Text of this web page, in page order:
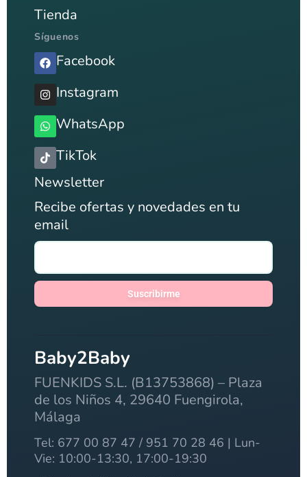
Tienda
Síguenos
Facebook
Instagram
WhatsApp
TikTok
Newsletter
Recibe ofertas y novedades en tu
email
Suscribirme
Baby2Baby
FUENKIDS S.L. (B13753868) – Plaza
de los Niños 4, 29640 Fuengirola,
Málaga
Tel: 677 00 87 47 / 951 70 28 46 | Lun-
Vie: 10:00-13:30, 17:00-19:30